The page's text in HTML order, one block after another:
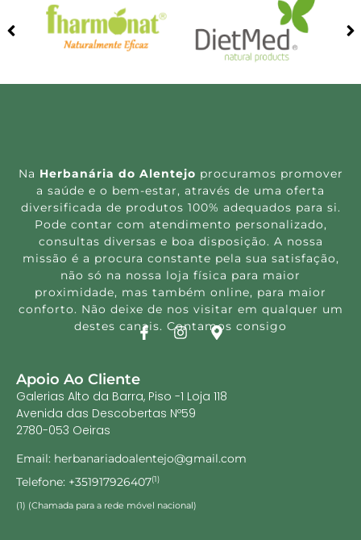
Na Herbanária do Alentejo procuramos promover
a saúde e o bem-estar, através de uma oferta
diversificada de produtos 100% adequados para si.
Pode contar com atendimento personalizado,
consultas diversas e boa disposição. A nossa
missão é a procura constante pela sua satisfação,
não só na nossa loja física para maior
proximidade, mas também online, para maior
conforto. Não deixe de nos visitar em qualquer um
destes canais. Contamos consigo
Apoio Ao Cliente
Galerias Alto da Barra, Piso -1 Loja 118
Avenida das Descobertas Nº59
2780-053 Oeiras
Email: herbanariadoalentejo@gmail.com
Telefone: +351917926407(1)
(1) (Chamada para a rede móvel nacional)